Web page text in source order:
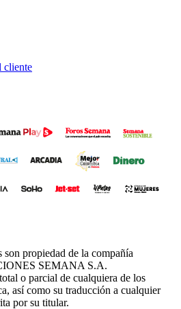
cliente
son propiedad de la compañía
SEMANA S.A.
o parcial de cualquiera de los
así como su traducción a cualquier
por su titular.